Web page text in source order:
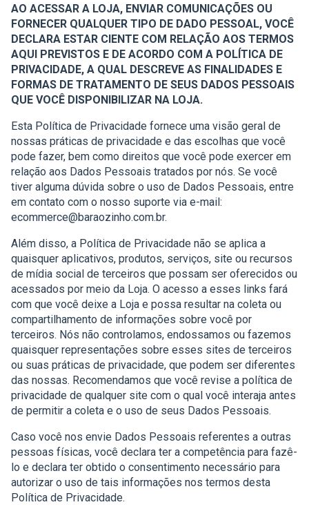
AO ACESSAR A LOJA, ENVIAR COMUNICAÇÕES OU
FORNECER QUALQUER TIPO DE DADO PESSOAL, VOCÊ
DECLARA ESTAR CIENTE COM RELAÇÃO AOS TERMOS
AQUI PREVISTOS E DE ACORDO COM A POLÍTICA DE
PRIVACIDADE, A QUAL DESCREVE AS FINALIDADES E
FORMAS DE TRATAMENTO DE SEUS DADOS PESSOAIS
QUE VOCÊ DISPONIBILIZAR NA LOJA.
Esta Política de Privacidade fornece uma visão geral de
nossas práticas de privacidade e das escolhas que você
pode fazer, bem como direitos que você pode exercer em
relação aos Dados Pessoais tratados por nós. Se você
tiver alguma dúvida sobre o uso de Dados Pessoais, entre
em contato com o nosso suporte via e-mail:
ecommerce@baraozinho.com.br.
Além disso, a Política de Privacidade não se aplica a
quaisquer aplicativos, produtos, serviços, site ou recursos
de mídia social de terceiros que possam ser oferecidos ou
acessados por meio da Loja. O acesso a esses links fará
com que você deixe a Loja e possa resultar na coleta ou
compartilhamento de informações sobre você por
terceiros. Nós não controlamos, endossamos ou fazemos
quaisquer representações sobre esses sites de terceiros
ou suas práticas de privacidade, que podem ser diferentes
das nossas. Recomendamos que você revise a política de
privacidade de qualquer site com o qual você interaja antes
de permitir a coleta e o uso de seus Dados Pessoais.
Caso você nos envie Dados Pessoais referentes a outras
pessoas físicas, você declara ter a competência para fazê-
lo e declara ter obtido o consentimento necessário para
autorizar o uso de tais informações nos termos desta
Política de Privacidade.